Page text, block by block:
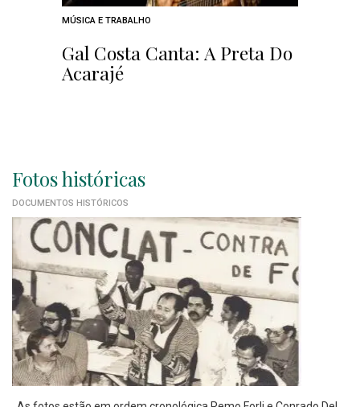
MÚSICA E TRABALHO
Gal Costa Canta: A Preta Do
Acarajé
Fotos históricas
DOCUMENTOS HISTÓRICOS